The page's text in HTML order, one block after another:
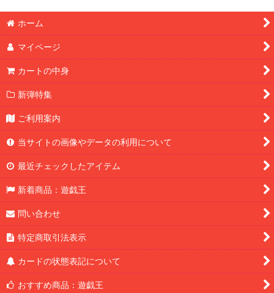
ホーム
マイページ
カートの中身
新弾特集
ご利用案内
当サイトの画像やデータの利用について
最近チェックしたアイテム
新着商品：遊戯王
問い合わせ
特定商取引法表示
カードの状態表記について
おすすめ商品：遊戯王